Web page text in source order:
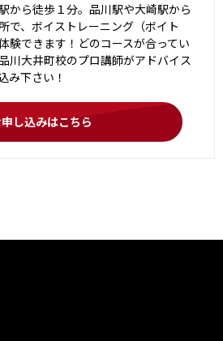
から徒歩１分。品川駅や大崎駅から
で、ボイストレーニング（ボイト
験できます！どのコースが合ってい
川大井町校のプロ講師がアドバイス
み下さい！
し込みはこちら